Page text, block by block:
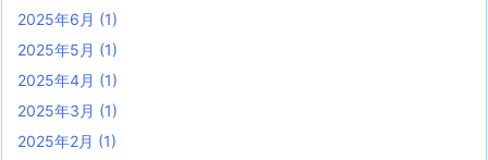
2025年6月 (1)
2025年5月 (1)
2025年4月 (1)
2025年3月 (1)
2025年2月 (1)